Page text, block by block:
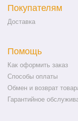
Покупателям
Доставка
Помощь
Как оформить заказ
Способы оплаты
Обмен и возврат
Гарантийное